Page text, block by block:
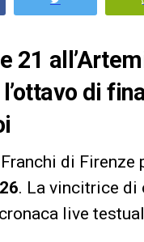
21
di
di Firenze
. La vincitrice di
live